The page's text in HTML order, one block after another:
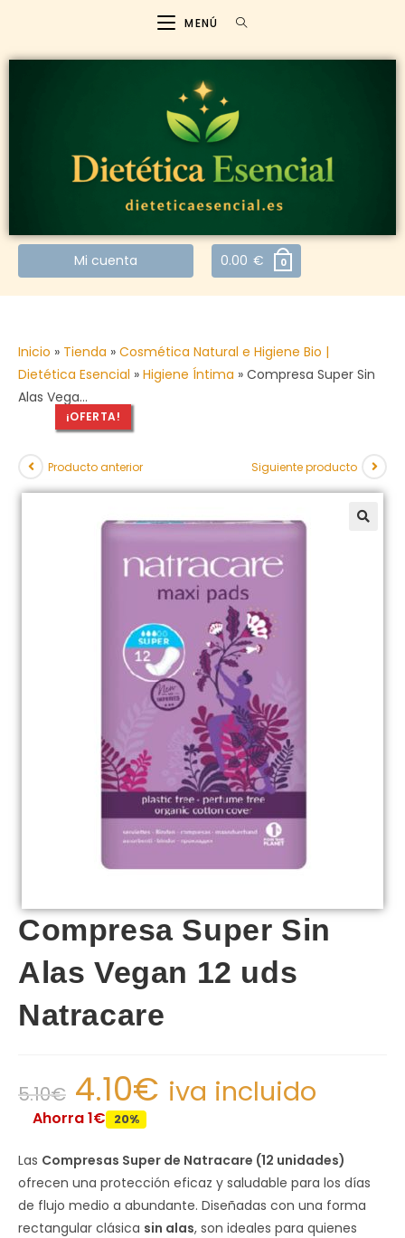
MENÚ
Mi cuenta 0.00 € 0
Inicio » Tienda » Cosmética Natural e Higiene Bio |
Dietética Esencial » Higiene Íntima » Compresa Super Sin
Alas Vega…
¡OFERTA!
Producto anterior Siguiente producto
Compresa Super Sin
Alas Vegan 12 uds
Natracare
5.10€ 4.10€ iva incluido
Ahorra 1€ 20%
Las Compresas Super de Natracare (12 unidades)
ofrecen una protección eficaz y saludable para los días
de flujo medio a abundante. Diseñadas con una forma
rectangular clásica sin alas, son ideales para quienes